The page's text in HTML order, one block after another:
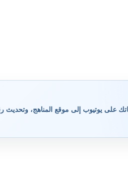
على يوتيوب إلى موقع المناهج، وتحديث